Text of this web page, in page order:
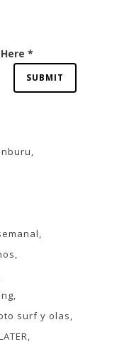
*
surf y olas